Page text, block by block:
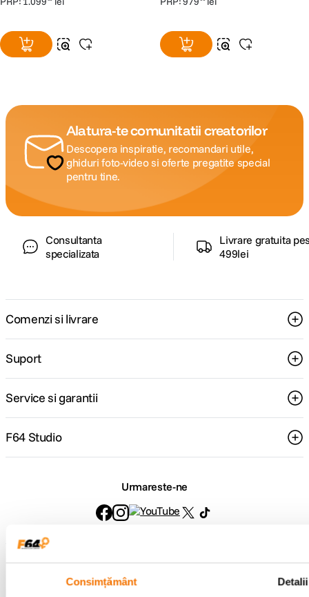
Consimțământ Detalii
Alatura-te comunitatii creatorilor
Descopera inspiratie, recomandari utile,
ghiduri foto-video si oferte pregatite special
pentru tine.
Consultanta
specializata
Livrare gratuita
499lei
Comenzi si livrare
Suport
Service si garantii
F64 Studio
Urmareste-ne
Metode de plata